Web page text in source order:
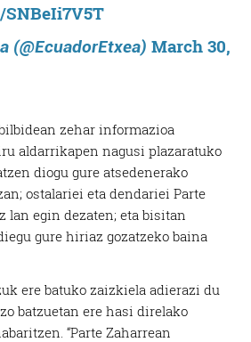
(@EcuadorEtxea)March 30,
zehar informazioa
aldarrikapen nagusi plazaratuko
diogu gure atsedenerako
ostalariei eta dendariei Parte
lan egin dezaten; eta bisitan
gure hiriaz gozatzeko baina
ere batuko zaizkiela adierazi du
batzuetan ere hasi direlako
“Parte Zaharrean